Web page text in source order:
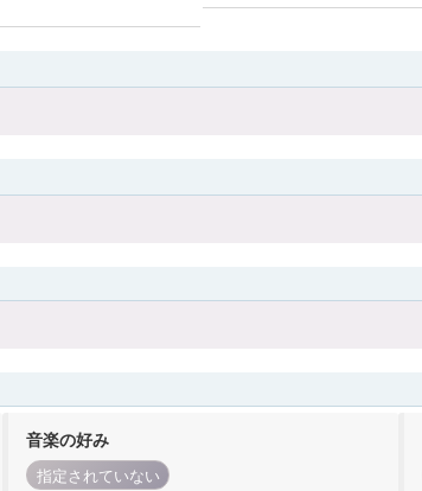
音楽の好み
指定されていない